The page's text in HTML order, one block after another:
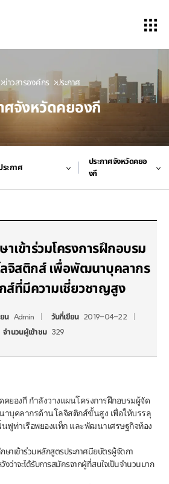
ข่าวสารองค์กร ประกาศ
ศจังหวัดคยองกี
ระกาศ
ประกาศจังหวัดคยอ
งกี
เข้าร่วมโครงการฝึกอบรม
ลจิสติกส์ เพื่อพัฒนาบุคลากร
ส์ที่มีความเชี่ยวชาญสูง
น Admin วันที่เขียน 2019-04-22
จำนวนผู้เข้าชม 329
คยองกี กำลังวางแผนโครงการฝึกอบรมผู้จัด
บุคลากรด้านโลจิสติกส์ขั้นสูง เพื่อให้บรรลุ
ฟูท่าเรือพยองแท็ก และพัฒนาเศรษฐกิจท้อง
งว่าจะได้รับการสมัครจากผู้ที่สนใจเป็นจำนวนมาก